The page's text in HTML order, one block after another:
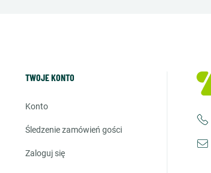
TWOJE KONTO
konto
śledzenie zamówień gości
zaloguj się